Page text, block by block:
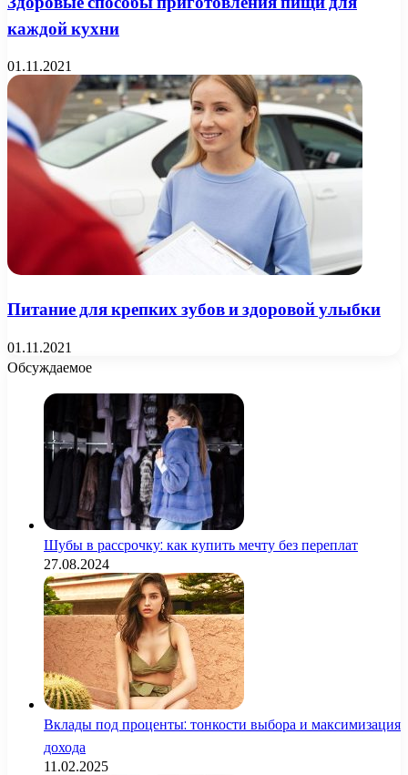
каждой кухни
01.11.2021
Питание для крепких зубов и здоровой улыбки
01.11.2021
Обсуждаемое
Шубы в рассрочку: как купить мечту без переплат
27.08.2024
Вклады под проценты: тонкости выбора и максимизация
дохода
11.02.2025